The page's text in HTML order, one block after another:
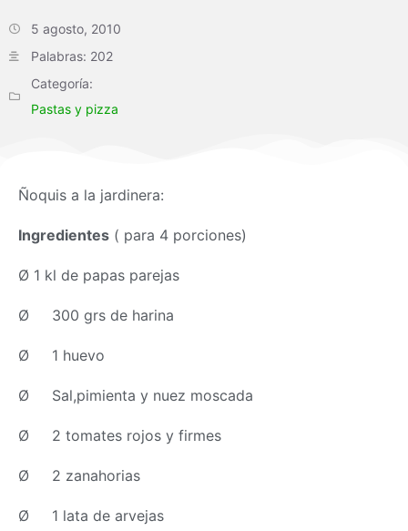
5 agosto, 2010
Palabras: 202
Categoría:
Pastas y pizza
Ñoquis a la jardinera:
Ingredientes ( para 4 porciones)
Ø 1 kl de papas parejas
Ø 300 grs de harina
Ø 1 huevo
Ø Sal,pimienta y nuez moscada
Ø 2 tomates rojos y firmes
Ø 2 zanahorias
Ø 1 lata de arvejas